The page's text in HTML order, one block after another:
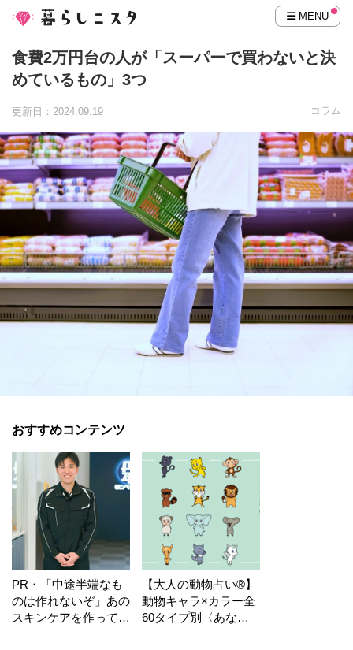
MENU
食費2万円台の人が「スーパーで買わないと決
めているもの」3つ
更新日：2024.09.19 コラム
おすすめコンテンツ
PR・「中途半端なも
のは作れないぞ」あの
スキンケアを作ってい
【大人の動物占い®】
動物キャラ×カラー全
60タイプ別〈あなた